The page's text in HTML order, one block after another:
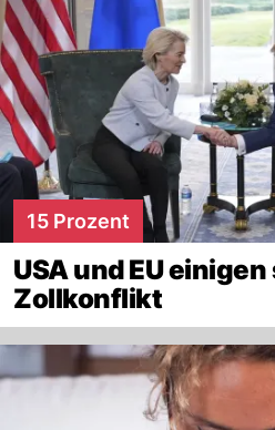
15 Prozent
USA und EU
Zollkonflikt